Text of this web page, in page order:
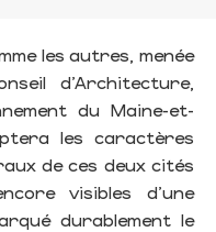
les autres, menée
d'Architecture,
du Maine-et-
les caractères
de ces deux cités
visibles d’une
durablement le